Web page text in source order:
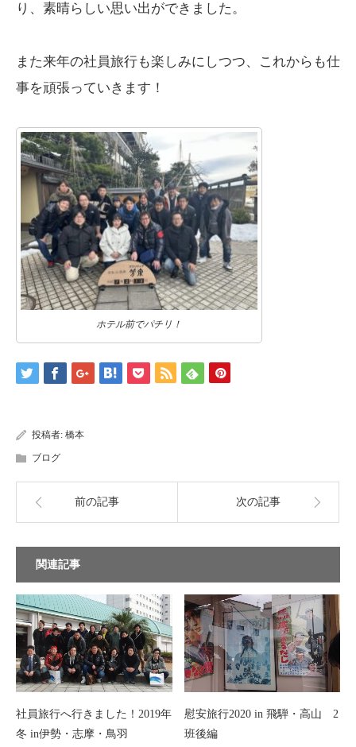
り、素晴らしい思い出ができました。
また来年の社員旅行も楽しみにしつつ、これからも仕
事を頑張っていきます！
ホテル前でパチリ！
投稿者: 橋本
ブログ
前の記事 次の記事
関連記事
社員旅行へ行きました！2019年
冬 in伊勢・志摩・鳥羽
慰安旅行2020 in 飛騨・高山 2
班後編